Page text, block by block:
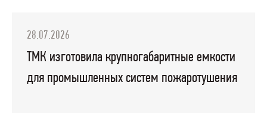
28.07.2026
ТМК изготовила крупногабаритные емкости
для промышленных систем пожаротушения